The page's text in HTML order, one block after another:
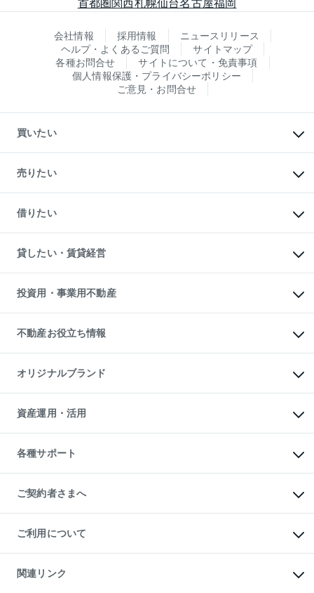
会社情報 採用情報
ニュースリリース
ヘルプ・よくあるご質問
サイトマップ
各種お問合せ
サイトについて・免責事項
個人情報保護・プライバシーポリシー
ご意見・お問合せ
買いたい
新築・分譲マンションの購入
中古マンションの購入
一戸建ての購入
中古一戸建ての購入
不動産購入の流れ
注目キーワード物件特集
購入ガイド
English 繁体中文簡体中文
売りたい
一戸建ての売却・査定
土地の売却・査定
スピードAI査定
不動産査定について
不動産売却の流れ
不動産買換えの流れ
売却ガイド
借りたい
オフィス・店舗の賃貸
借りるときの流れ
借りるガイド
貸したい・賃貸経営
マンション賃料データ
賃貸管理プラン
リロケーションについて
貸すガイド
投資用・事業用不動産
事業用不動産
マンション投資
投資用マンション
アパート経営
収益物件
ビル購入（ビル一棟）
投資用不動産の売却査定
事業用不動産の売却査定
不動産お役立ち情報
マンションライブラリー
人気マンションランキング
暮らしに役立つ不動産メディア
不動産相場・不動産価格情報
不動産コラム・ニュース
不動産用語集
不動産なんでもネット相談室
住まいの税金
オリジナルブランド
一棟リノベーションマンション
L`GENTE（ルジェンテ）
区分リノベーションマンション
投資用一棟レジデンスWELL
不動産小口投資
LEGACIA（レガシア）
資産運用・活用
不動産M&A
アセットマネジメント・出資
各種サポート
相続サポート
リフォームサポート
ご契約者さまへ
ご紹介・再契約特典
入居者様専用-各種ご案内（賃貸）
東急こすもす会「こすもすWeb」
ご利用について
金融商品取引について
東急リバブル ソーシャルメディアポリシー
関連リンク